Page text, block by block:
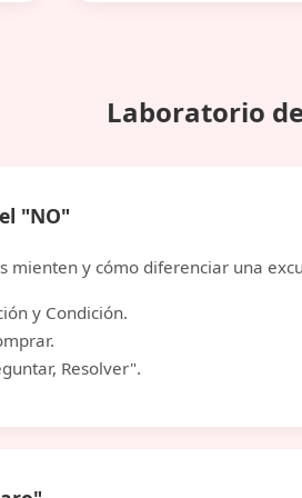
Laboratorio
"NO"
mienten y cómo diferenciar una
y Condición.
Resolver".